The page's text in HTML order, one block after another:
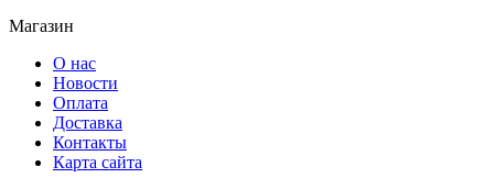
Магазин
О нас
Новости
Оплата
Доставка
Контакты
Карта сайта